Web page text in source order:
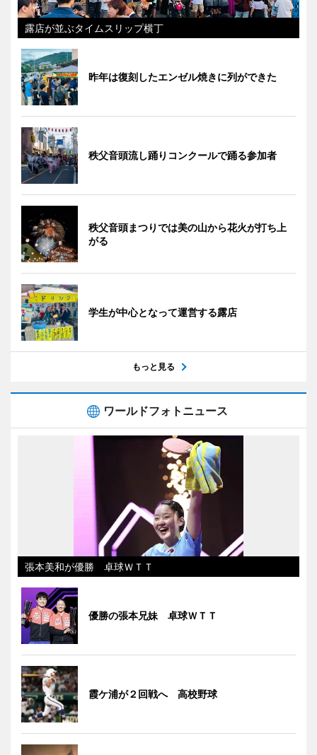
露店が並ぶタイムスリップ横丁
昨年は復刻したエンゼル焼きに列ができた
秩父音頭流し踊りコンクールで踊る参加者
秩父音頭まつりでは美の山から花火が打ち上
がる
学生が中心となって運営する露店
もっと見る
ワールドフォトニュース
張本美和が優勝 卓球ＷＴＴ
優勝の張本兄妹 卓球ＷＴＴ
霞ケ浦が２回戦へ 高校野球